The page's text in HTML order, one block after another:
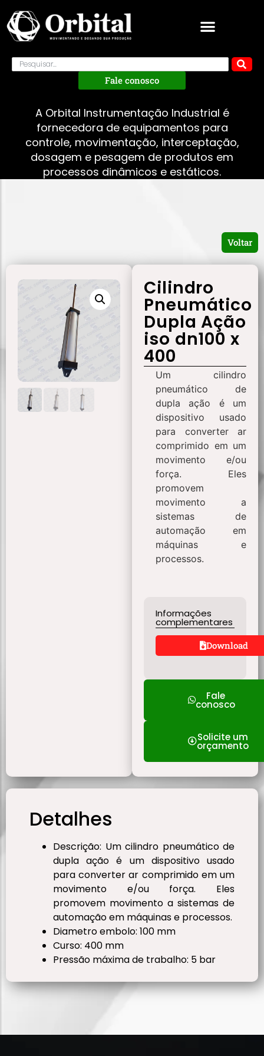
Fale conosco
A Orbital Instrumentação Industrial é
fornecedora de equipamentos para
controle, movimentação, interceptação,
dosagem e pesagem de produtos em
processos dinâmicos e estáticos.
Voltar
Cilindro
Pneumático
Dupla Ação
iso dn100 x
400
Um cilindro
pneumático de
dupla ação é um
dispositivo usado
para converter ar
comprimido em um
movimento e/ou
força. Eles
promovem
movimento a
sistemas de
automação em
máquinas e
processos.
Informações
complementares
Download
Fale
conosco
Solicite um
orçamento
Detalhes
Descrição: Um cilindro pneumático de
dupla ação é um dispositivo usado
para converter ar comprimido em um
movimento e/ou força. Eles
promovem movimento a sistemas de
automação em máquinas e processos.
Diametro embolo: 100 mm
Curso: 400 mm
Pressão máxima de trabalho: 5 bar